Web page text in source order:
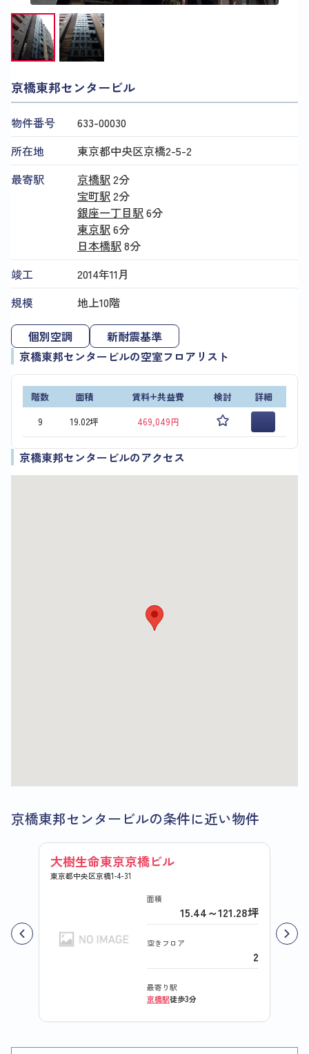
京橋東邦センタービル
物件番号
633​-​00030
所在地
東京都中央区京橋2-5-2
最寄駅
京橋駅2分
宝町駅2分
銀座一丁目駅6分
東京駅6分
日本橋駅8分
竣工
2014年11月
規模
地上10階
個別空調
新耐震基準
京橋東邦センタービルの空室フロアリスト
階数 面積 賃料+共益費 検討
詳細
9
19.02坪 469,049円
京橋東邦センタービルのアクセス
京橋東邦センタービルの条件に近い物件
大樹生命東京京橋ビル
東京都中央区京橋1-4-31
面積
15.44～121.28坪
空きフロア
2
最寄り駅
京橋駅徒歩3分